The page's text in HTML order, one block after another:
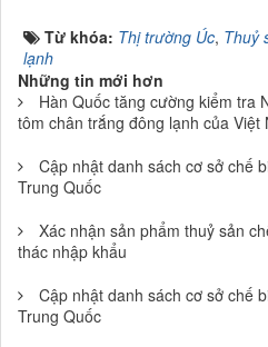
Từ khóa: Thị trường Úc, Thuỷ
lạnh
Những tin mới hơn
Hàn Quốc tăng cường kiểm tra
tôm chân trắng đông lạnh của Việt
Cập nhật danh sách cơ sở chế
Trung Quốc
Xác nhận sản phẩm thuỷ sản
thác nhập khẩu
Cập nhật danh sách cơ sở chế
Trung Quốc